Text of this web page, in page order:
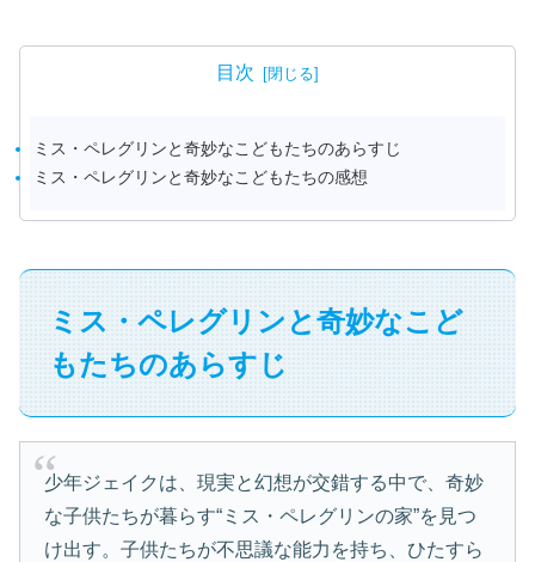
目次
ミス・ペレグリンと奇妙なこどもたちのあらすじ
ミス・ペレグリンと奇妙なこどもたちの感想
ミス・ペレグリンと奇妙なこど
もたちのあらすじ
少年ジェイクは、現実と幻想が交錯する中で、奇妙
な子供たちが暮らす“ミス・ペレグリンの家”を見つ
け出す。子供たちが不思議な能力を持ち、ひたすら